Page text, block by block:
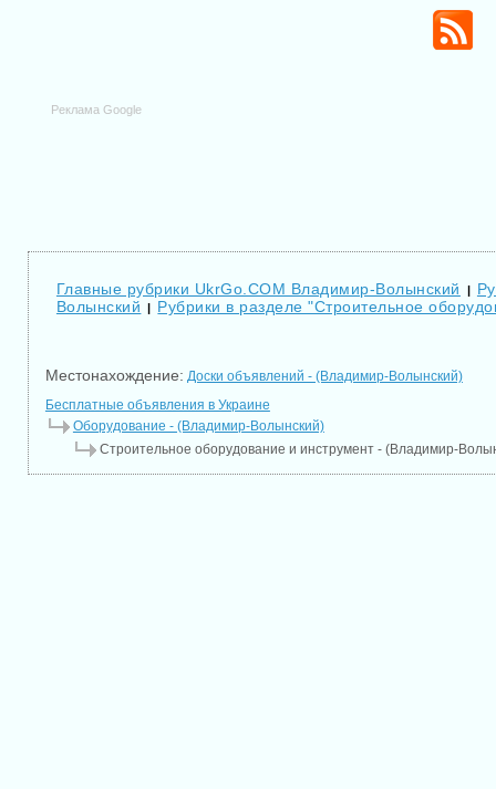
Реклама Google
Главные рубрики UkrGo.COM Владимир-Волынский |
Волынский | Рубрики в разделе "Строительное
Местонахождение: Доски объявлений - (Владимир-Волынский)
Бесплатные объявления в Украине
Оборудование - (Владимир-Волынский)
Строительное оборудование и инструмент - (Владимир-